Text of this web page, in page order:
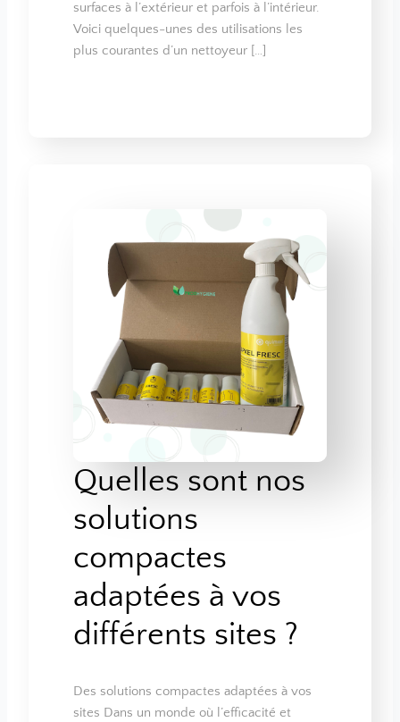
surfaces à l’extérieur et parfois à l’intérieur.
Voici quelques-unes des utilisations les
plus courantes d’un nettoyeur […]
Quelles sont nos
solutions
compactes
adaptées à vos
différents sites ?
Des solutions compactes adaptées à vos
sites Dans un monde où l’efficacité et